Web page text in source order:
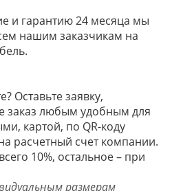
и гарантию 24 месяца мы
нашим заказчикам на
Оставьте заявку,
заказ любым удобным для
картой, по QR-коду
расчетный счет компании.
10%, остальное – при